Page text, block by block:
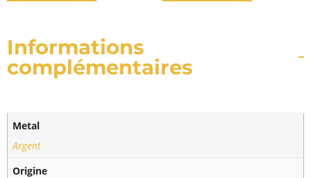
Informations
complémentaires
Metal
Argent
Origine